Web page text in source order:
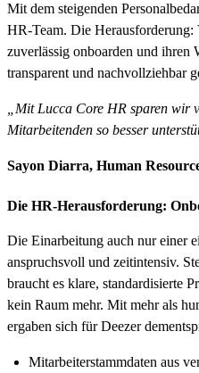
Mit dem steigenden
HR-Team. Die Herausforderung:
zuverlässig onboarden und ihren
transparent und nachvollziehbar
„Mit Lucca Core HR sparen wir
Mitarbeitenden so besser
Sayon Diarra, Human
Die HR-Herausforderung:
Die Einarbeitung auch nur einer
anspruchsvoll und zeitintensiv.
braucht es klare, standardisierte
kein Raum mehr. Mit mehr als
ergaben sich für Deezer
Mitarbeiterstammdaten aus